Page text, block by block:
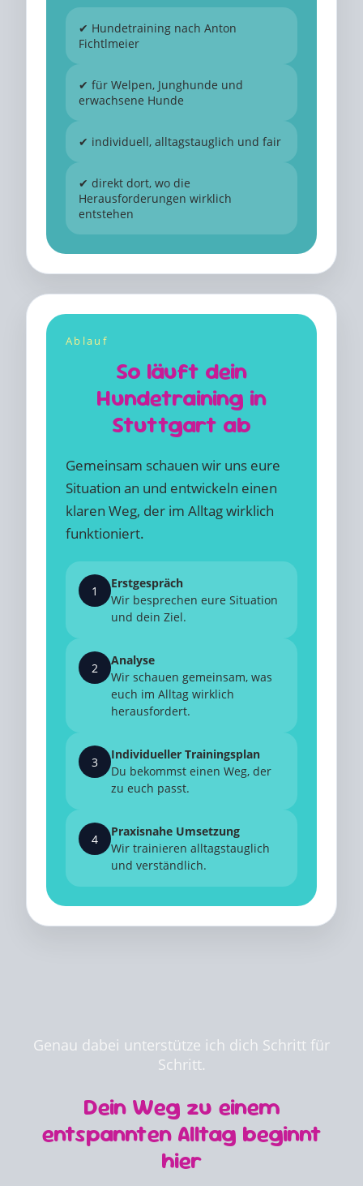
✔ Hundetraining nach Anton
Fichtlmeier
✔ für Welpen, Junghunde und
erwachsene Hunde
✔ individuell, alltagstauglich und fair
✔ direkt dort, wo die
Herausforderungen wirklich
entstehen
Ablauf
So läuft dein
Hundetraining in
Stuttgart ab
Gemeinsam schauen wir uns eure
Situation an und entwickeln einen
klaren Weg, der im Alltag wirklich
funktioniert.
1
Erstgespräch
Wir besprechen eure Situation
und dein Ziel.
2
Analyse
Wir schauen gemeinsam, was
euch im Alltag wirklich
herausfordert.
3
Individueller Trainingsplan
Du bekommst einen Weg, der
zu euch passt.
4
Praxisnahe Umsetzung
Wir trainieren alltagstauglich
und verständlich.
Genau dabei unterstütze ich dich Schritt für
Schritt.
Dein Weg zu einem
entspannten Alltag beginnt
hier